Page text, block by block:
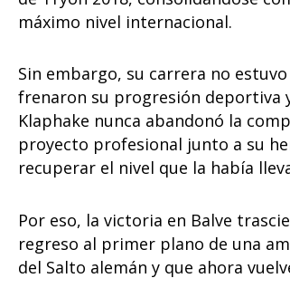
máximo nivel internacional.
Sin embargo, su carrera no
frenaron su progresión deportiva
Klaphake nunca abandonó la
proyecto profesional junto a su
recuperar el nivel que la había
Por eso, la victoria en Balve
regreso al primer plano de una
del Salto alemán y que ahora